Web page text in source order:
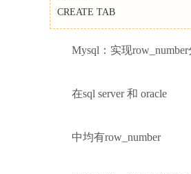
CREATE TAB
Mysql：实现
在sql server 和 oracle
中均有row_number